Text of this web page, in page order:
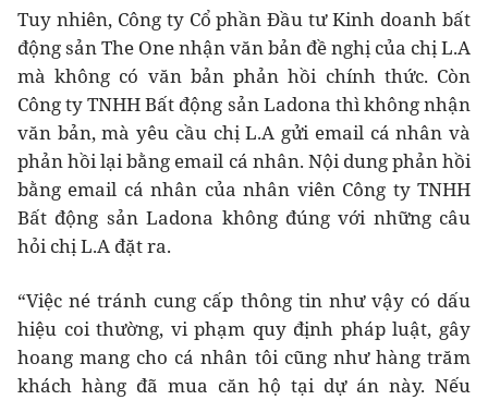
Tuy nhiên, Công ty Cổ phần Đầu tư Kinh doanh bất
động sản The One nhận văn bản đề nghị của chị L.A
mà không có văn bản phản hồi chính thức. Còn
Công ty TNHH Bất động sản Ladona thì không nhận
văn bản, mà yêu cầu chị L.A gửi email cá nhân và
phản hồi lại bằng email cá nhân. Nội dung phản hồi
bằng email cá nhân của nhân viên Công ty TNHH
Bất động sản Ladona không đúng với những câu
hỏi chị L.A đặt ra.
“Việc né tránh cung cấp thông tin như vậy có dấu
hiệu coi thường, vi phạm quy định pháp luật, gây
hoang mang cho cá nhân tôi cũng như hàng trăm
khách hàng đã mua căn hộ tại dự án này. Nếu